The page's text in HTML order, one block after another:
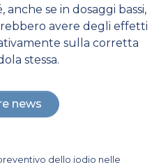
anche se in dosaggi bassi,
avere degli effetti
sulla corretta
stessa.
news
dello iodio nelle